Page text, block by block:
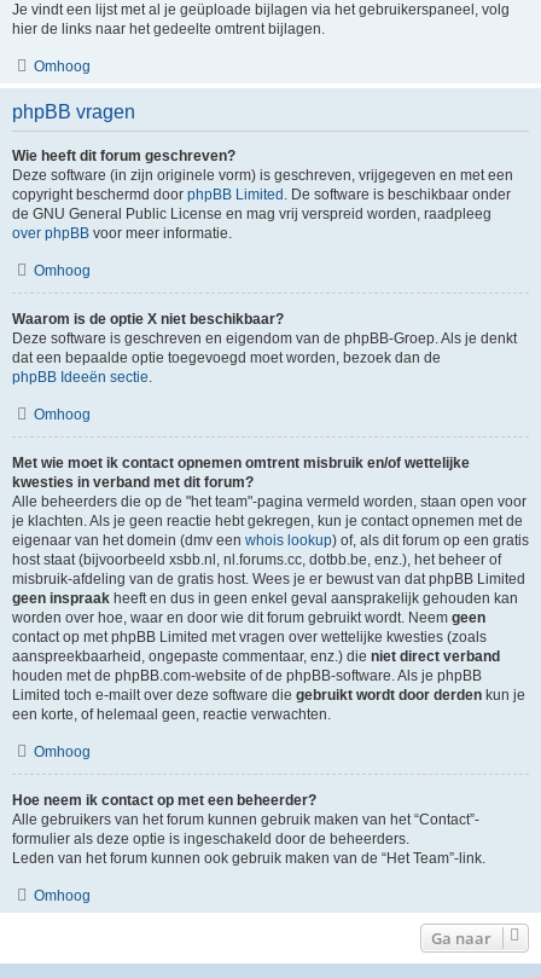
Je vindt een lijst met al je geüploade bijlagen via het gebruikerspaneel, volg
hier de links naar het gedeelte omtrent bijlagen.
Omhoog
phpBB vragen
Wie heeft dit forum geschreven?
Deze software (in zijn originele vorm) is geschreven, vrijgegeven en met een
copyright beschermd door phpBB Limited . De software is beschikbaar onder
de GNU General Public License en mag vrij verspreid worden, raadpleeg
over phpBB voor meer informatie.
Omhoog
Waarom is de optie X niet beschikbaar?
Deze software is geschreven en eigendom van de phpBB-Groep. Als je denkt
dat een bepaalde optie toegevoegd moet worden, bezoek dan de
phpBB Ideeën sectie.
Omhoog
Met wie moet ik contact opnemen omtrent misbruik en/of wettelijke
kwesties in verband met dit forum?
Alle beheerders die op de "het team"-pagina vermeld worden, staan open voor
je klachten. Als je geen reactie hebt gekregen, kun je contact opnemen met de
eigenaar van het domein (dmv een whois lookup) of, als dit forum op een gratis
host staat (bijvoorbeeld xsbb.nl, nl.forums.cc, dotbb.be, enz.), het beheer of
misbruik-afdeling van de gratis host. Wees je er bewust van dat phpBB Limited
geen inspraak heeft en dus in geen enkel geval aansprakelijk gehouden kan
worden over hoe, waar en door wie dit forum gebruikt wordt. Neem geen
contact op met phpBB Limited met vragen over wettelijke kwesties (zoals
aanspreekbaarheid, ongepaste commentaar, enz.) die niet direct verband
houden met de phpBB.com-website of de phpBB-software. Als je phpBB
Limited toch e-mailt over deze software die gebruikt wordt door derden kun je
een korte, of helemaal geen, reactie verwachten.
Omhoog
Hoe neem ik contact op met een beheerder?
Alle gebruikers van het forum kunnen gebruik maken van het “Contact”-
formulier als deze optie is ingeschakeld door de beheerders.
Leden van het forum kunnen ook gebruik maken van de “Het Team”-link.
Omhoog
Ga naar